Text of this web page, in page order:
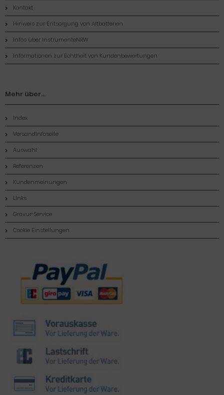
Kontakt
Hinweis zur Entsorgung von Altbatterien
Infos über InstrumenteNRW
Informationen zur Echtheit von Kundenbewertungen
Mehr über...
Index
Versandinfoseite
Auswahl
Referenzen
Kundenmeinungen
Links
Gravur-Service
Cookie Einstellungen
Zahlungsmethoden